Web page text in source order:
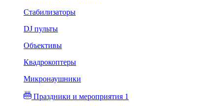
Стабилизаторы
DJ пульты
Объективы
Квадрокоптеры
Микронаушники
Праздники и мероприятия 1